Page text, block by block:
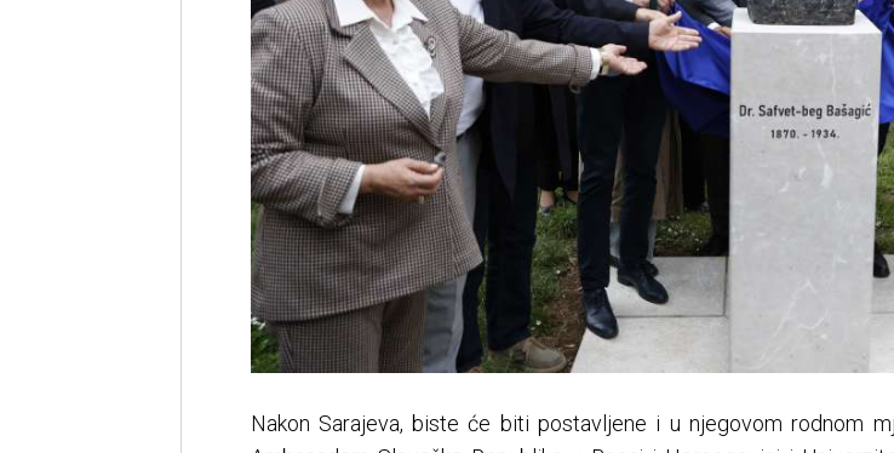
Nakon Sarajeva, biste će biti postavljene i u njegovom rodnom